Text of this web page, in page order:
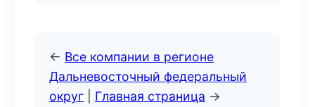
← Все компании в регионе
Дальневосточный федеральный
округ
Главная страница →